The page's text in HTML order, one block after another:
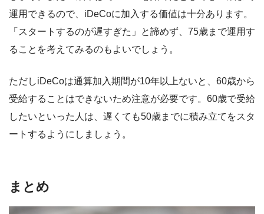
運用できるので、iDeCoに加入する価値は十分あります。
「スタートするのが遅すぎた」と諦めず、75歳まで運用す
ることを考えてみるのもよいでしょう。
ただしiDeCoは通算加入期間が10年以上ないと、60歳から
受給することはできないため注意が必要です。60歳で受給
したいといった人は、遅くても50歳までに積み立てをスタ
ートするようにしましょう。
まとめ